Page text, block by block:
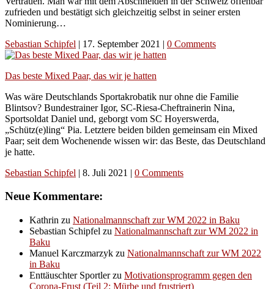
zufrieden und bestätigt sich gleichzeitig selbst in seiner ersten
Nominierung…
Sebastian Schipfel | 17. September 2021 | 0 Comments
Das beste Mixed Paar, das wir je hatten
Was wäre Deutschlands Sportakrobatik nur ohne die Familie
Blintsov? Bundestrainer Igor, SC-Riesa-Cheftrainerin Nina,
Sportsoldat Daniel und, geborgt vom SC Hoyerswerda,
„Schütz(e)ling“ Pia. Letztere beiden bilden gemeinsam ein Mixed
Paar; seit dem Wochenende wissen wir: das Beste, das Deutschland
je hatte.
Sebastian Schipfel | 8. Juli 2021 | 0 Comments
Neue Kommentare:
Kathrin zu Nationalmannschaft zur WM 2022 in Baku
Sebastian Schipfel zu Nationalmannschaft zur WM 2022 in
Baku
Manuel Karczmarzyk zu Nationalmannschaft zur WM 2022
in Baku
Enttäuschter Sportlerzu Motivationsprogramm gegen den
Corona-Frust (Teil 2: Mürbe und frustriert)